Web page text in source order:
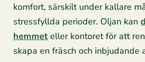
komfort, särskilt under kallare
stressfyllda perioder. Oljan kan
hemmet eller kontoret för att
skapa en fräsch och inbjudande